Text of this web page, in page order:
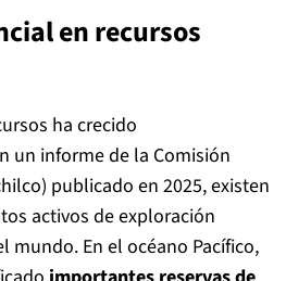
en recursos
ha crecido
un informe de la Comisión
publicado en 2025, existen
activos de exploración
mundo. En el océano Pacífico,